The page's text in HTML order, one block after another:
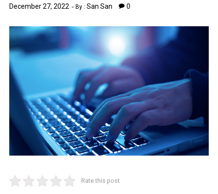
December 27, 2022 By :San San 0
Rate this post